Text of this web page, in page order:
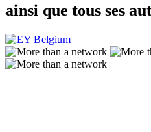
ainsi que tous ses